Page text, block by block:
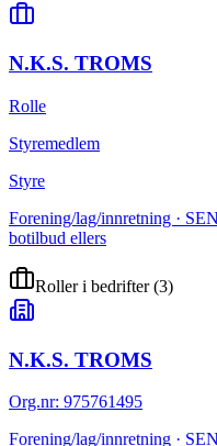
N.K.S. TROMS
Rolle
Styremedlem
Styre
Forening/lag/innretning ·
botilbud ellers
Roller i bedrifter(3)
N.K.S. TROMS
Org.nr: 975761495
Forening/lag/innretning ·